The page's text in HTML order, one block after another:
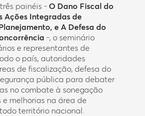
painéis - O Dano Fiscal do
Ações Integradas de
e A Defesa do
-, o seminário
e representantes de
o país, autoridades
de fiscalização, defesa do
pública para debater
no combate à sonegação
e melhorias na área de
território nacional.